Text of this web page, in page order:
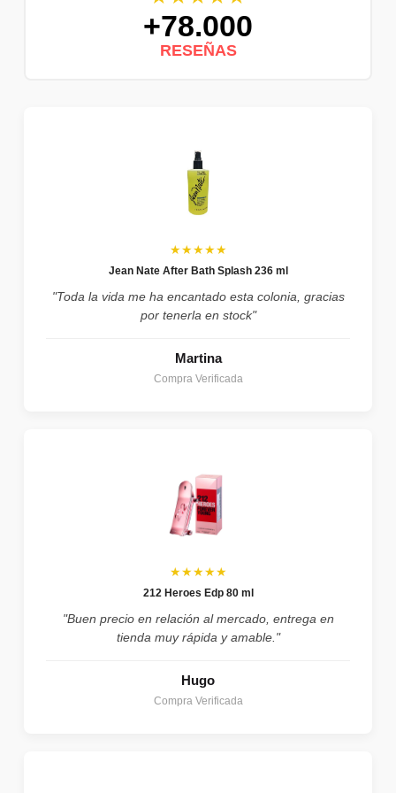
+78.000
RESEÑAS
★★★★★
Jean Nate After Bath Splash 236 ml
"Toda la vida me ha encantado esta colonia, gracias
por tenerla en stock"
Martina
Compra Verificada
★★★★★
212 Heroes Edp 80 ml
"Buen precio en relación al mercado, entrega en
tienda muy rápida y amable."
Hugo
Compra Verificada